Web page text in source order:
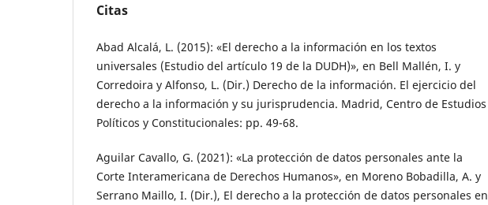
Citas
Abad Alcalá, L. (2015): «El derecho a la información en los textos
universales (Estudio del artículo 19 de la DUDH)», en Bell Mallén, I. y
Corredoira y Alfonso, L. (Dir.) Derecho de la información. El ejercicio del
derecho a la información y su jurisprudencia. Madrid, Centro de Estudios
Políticos y Constitucionales: pp. 49-68.
Aguilar Cavallo, G. (2021): «La protección de datos personales ante la
Corte Interamericana de Derechos Humanos», en Moreno Bobadilla, A. y
Serrano Maillo, I. (Dir.), El derecho a la protección de datos personales en